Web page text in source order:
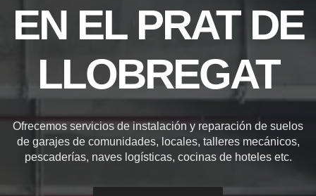
EN EL PRAT DE
LLOBREGAT
Ofrecemos servicios de instalación y reparación de suelos
de garajes de comunidades, locales, talleres mecánicos,
pescaderías, naves logísticas, cocinas de hoteles etc.